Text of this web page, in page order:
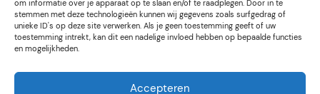
om informatie over je apparaat op te slaan en/of te raadplegen. Door in te
stemmen met deze technologieën kunnen wij gegevens zoals surfgedrag of
unieke ID's op deze site verwerken. Als je geen toestemming geeft of uw
toestemming intrekt, kan dit een nadelige invloed hebben op bepaalde functies
en mogelijkheden.
Accepteren